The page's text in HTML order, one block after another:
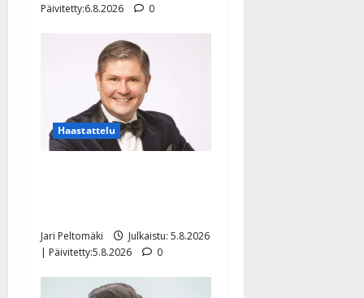
Päivitetty:6.8.2026
0
Haastattelu
Jari Peltomäki
Julkaistu: 5.8.2026
| Päivitetty:5.8.2026
0